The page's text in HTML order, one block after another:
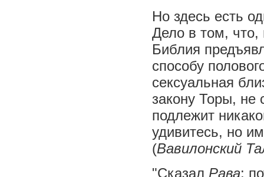
Но здесь есть
Дело в том, что,
Библия
способу
сексуальная
закону Торы, не
подлежит
удивитесь, но
(Вавилонский
"Сказал Рава: